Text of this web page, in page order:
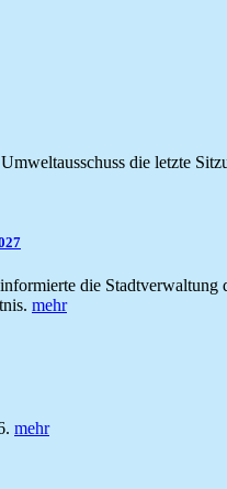
die letzte
die
mehr
mehr